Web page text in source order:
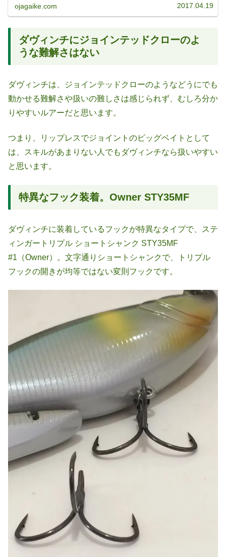
ojagaike.com 2017.04.19
ダヴィンチにジョインテッドクローのよ
うな難解さはない
ダヴィンチは、ジョインテッドクローのようなどうにでも
動かせる難解さや扱いの難しさは感じられず、むしろ分か
りやすいルアーだと思います。
つまり、リップレスでジョイントのビッグベイトとして
は、スキルがあまりない人でもダヴィンチなら扱いやすい
と思います。
特異なフック装着。Owner STY35MF
ダヴィンチに装着しているフックが特異なタイプで、ステ
ィンガートリプル ショートシャンク STY35MF
#1（Owner）。文字通りショートシャンクで、トリプル
フックの開きが均等ではない変則フックです。